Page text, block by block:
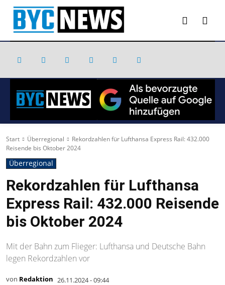
Start Überregional
Rekordzahlen für Lufthansa Express Rail: 432.000
Reisende bis Oktober 2024
Überregional
Rekordzahlen für Lufthansa
Express Rail: 432.000 Reisende
bis Oktober 2024
Mit der Bahn zum Flieger: Lufthansa und Deutsche Bahn
legen Rekordzahlen vor
von Redaktion 26.11.2024 - 09:44